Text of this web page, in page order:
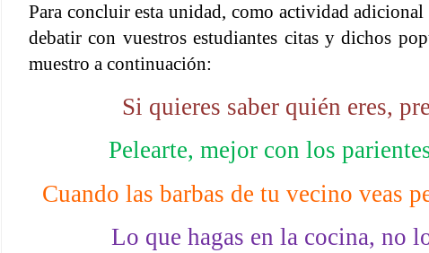
Para concluir esta unidad, como actividad
debatir con vuestros estudiantes citas y dichos
muestro a continuación:
Si quieres saber quién eres,
Pelearte, mejor con los
Cuando las barbas de tu vecino veas
Lo que hagas en la cocina, no